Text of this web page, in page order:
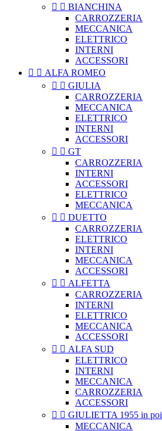
  BIANCHINA
CARROZZERIA
MECCANICA
ELETTRICO
INTERNI
ACCESSORI
  ALFA ROMEO
  GIULIA
CARROZZERIA
MECCANICA
ELETTRICO
INTERNI
ACCESSORI
  GT
CARROZZERIA
INTERNI
ACCESSORI
ELETTRICO
MECCANICA
  DUETTO
CARROZZERIA
ELETTRICO
INTERNI
MECCANICA
ACCESSORI
  ALFETTA
CARROZZERIA
INTERNI
ELETTRICO
MECCANICA
ACCESSORI
  ALFA SUD
ELETTRICO
INTERNI
MECCANICA
CARROZZERIA
ACCESSORI
  GIULIETTA 1955 in poi
MECCANICA